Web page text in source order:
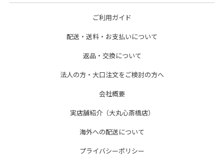
ご利用ガイド
配送・送料・お支払いについて
返品・交換について
法人の方・大口注文をご検討の方へ
会社概要
実店舗紹介（大丸心斎橋店）
海外への配送について
プライバシーポリシー